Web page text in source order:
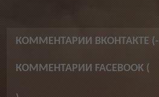
КОММЕНТАРИИ ВКОНТАКТЕ (-
КОММЕНТАРИИ FACEBOOK (